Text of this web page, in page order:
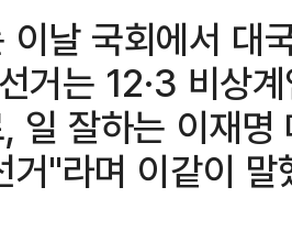
이날 국회에서 대
거는 12·3 비상
일 잘하는 이재
거"라며 이같이 말